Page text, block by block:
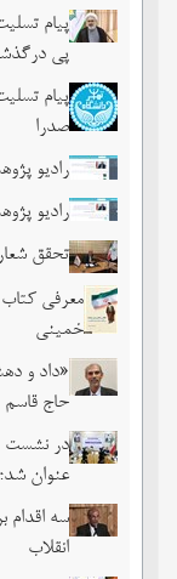
پیام
پی
پیام
صدرا
رادیو
رادیو
تحقق
معرفی
خمینی
«داد و
حاج قاسم
در نشست
عنوان
سه اقدام
انقلاب